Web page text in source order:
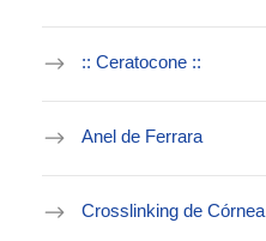
:: Ceratocone ::
Anel de Ferrara
Crosslinking de Córnea